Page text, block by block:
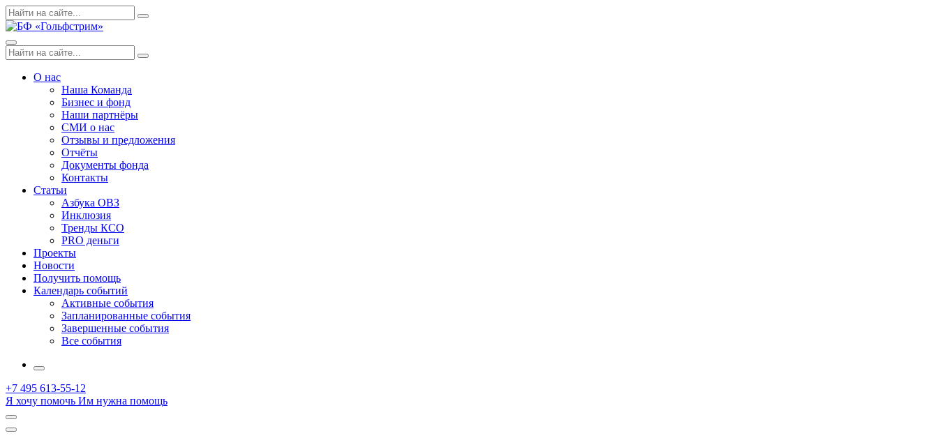
Skip
to
Поиск
по:
Search
Menu
Поиск
по:
Search
О нас
Наша Команда
Бизнес и фонд
Наши партнёры
СМИ о нас
Отзывы и предложения
Отчёты
Документы фонда
Контакты
Статьи
Азбука ОВЗ
Инклюзия
Тренды КСО
PRO деньги
Проекты
Новости
Получить помощь
Календарь событий
Активные события
Запланированные события
Завершенные события
Все события
More
+7 495 613-55-12
Я хочу помочь Им нужна помощь
Открыть
поиск
Профиль